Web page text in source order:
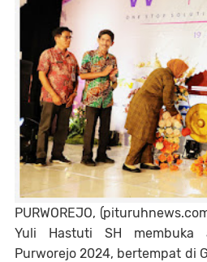
PURWOREJO,
Yuli Hastuti SH membuka
Purworejo 2024, bertempat di